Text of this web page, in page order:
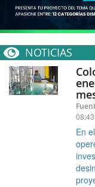
NOTICIAS
En